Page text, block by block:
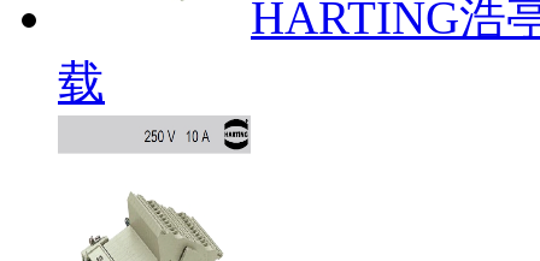
HARTING浩
载